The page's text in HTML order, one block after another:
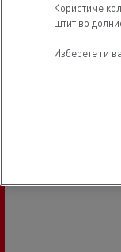
Service and
Користиме
штит во
Изберете ги